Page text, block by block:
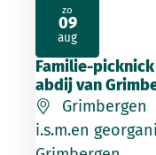
Familie-
abdij van
Grimbergen
i.s.m.en
zo
09
aug
2026